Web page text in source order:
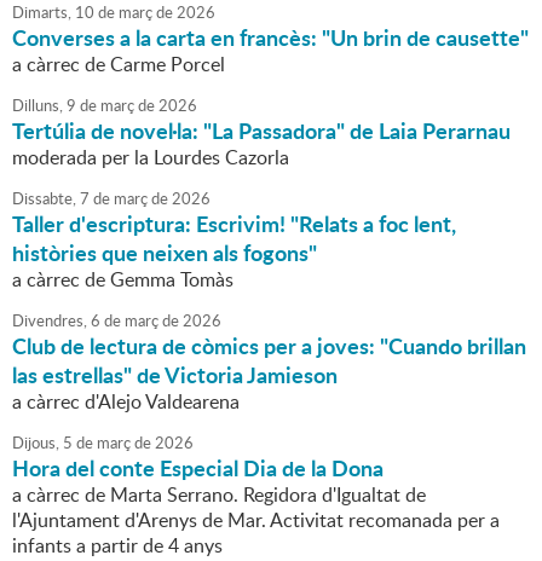
Dimarts, 10 de marçde2026
Converses a la carta en francès: "Un brin de causette"
a càrrec de Carme Porcel
Dilluns,9 de marçde2026
Tertúlia de novel·la: "La Passadora" de Laia Perarnau
moderada per la Lourdes Cazorla
Dissabte,7 de marçde2026
Taller d'escriptura: Escrivim! "Relats a foc lent,
històries que neixen als fogons"
a càrrec de Gemma Tomàs
Divendres,6 de marçde2026
Club de lectura de còmics per a joves: "Cuando brillan
las estrellas" de Victoria Jamieson
a càrrec d'Alejo Valdearena
Dijous, 5 de marçde2026
Hora del conte Especial Dia de la Dona
a càrrec de Marta Serrano. Regidora d'Igualtat de
l'Ajuntament d'Arenys de Mar. Activitat recomanada per a
infants a partir de 4 anys